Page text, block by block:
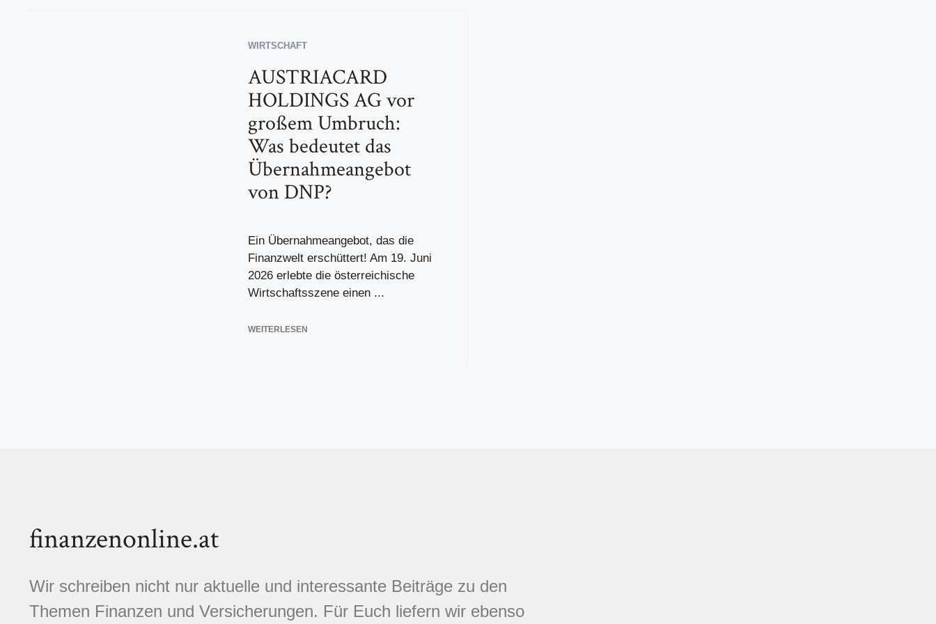
WIRTSCHAFT
AUSTRIACARD
HOLDINGS AG vor
großem Umbruch:
Was bedeutet das
Übernahmeangebot
von DNP?
Ein Übernahmeangebot, das die
Finanzwelt erschüttert! Am 19. Juni
2026 erlebte die österreichische
Wirtschaftsszene einen ...
WEITERLESEN
finanzenonline.at
Wir schreiben nicht nur aktuelle und interessante Beiträge zu den
Themen Finanzen und Versicherungen. Für Euch liefern wir ebenso